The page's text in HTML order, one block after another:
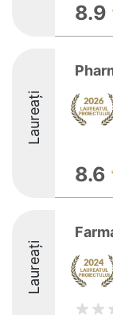
8.9
Laureați
8.6
Laureați